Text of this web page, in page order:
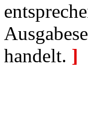
handelt. ]